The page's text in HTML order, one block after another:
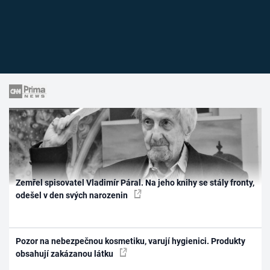
Zemřel spisovatel Vladimír Páral. Na jeho knihy se stály fronty,
odešel v den svých narozenin
Pozor na nebezpečnou kosmetiku, varují hygienici. Produkty
obsahují zakázanou látku